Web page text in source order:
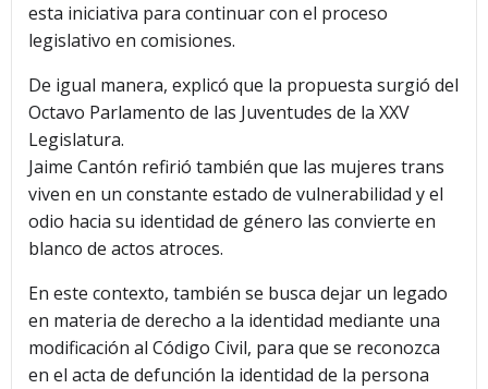
esta iniciativa para continuar con el proceso
legislativo en comisiones.
De igual manera, explicó que la propuesta surgió del
Octavo Parlamento de las Juventudes de la XXV
Legislatura.
Jaime Cantón refirió también que las mujeres trans
viven en un constante estado de vulnerabilidad y el
odio hacia su identidad de género las convierte en
blanco de actos atroces.
En este contexto, también se busca dejar un legado
en materia de derecho a la identidad mediante una
modificación al Código Civil, para que se reconozca
en el acta de defunción la identidad de la persona